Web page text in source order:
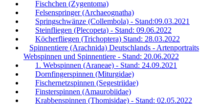
Fischchen (Zygentoma)
Felsenspringer (Archaeognatha)
Springschwänze (Collembola) - Stand:09.03.2021
Steinfliegen (Plecopeta) - Stand: 09.06.2022
Köcherfliegen (Trichoptera) Stand: 28.03.2022
Spinnentiere (Arachnida) Deutschlands - Artenportraits
Webspinnen und Spinnentiere - Stand: 20.06.2022
1. Webspinnen (Araneae) - Stand: 24.09.2021
Dornfingerspinnen (Miturgidae)
Fischernetzspinnen (Segestriidae)
Finsterspinnen (Amaurobiidae)
Krabbenspinnen (Thomisidae) - Stand: 02.05.2022